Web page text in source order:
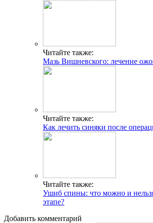
Читайте также:
Мазь Вишневского: лечение
Читайте также:
Как лечить синяки после
Читайте также:
Ушиб спины: что можно и
этапе?
Добавить комментарий